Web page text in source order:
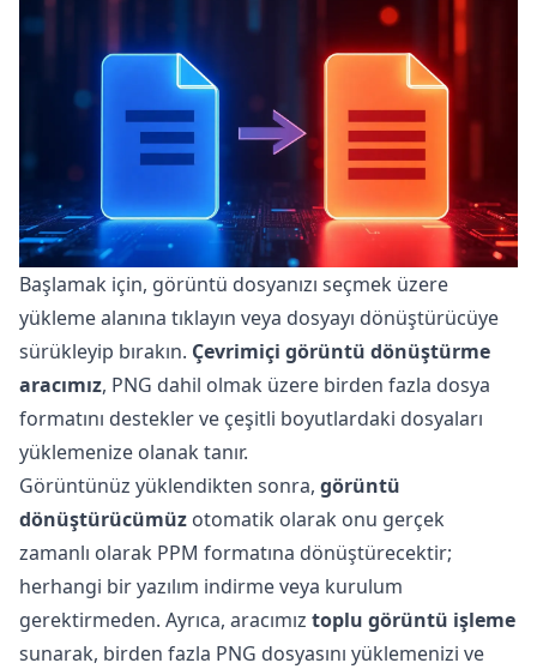
Başlamak için, görüntü dosyanızı seçmek üzere
yükleme alanına tıklayın veya dosyayı dönüştürücüye
sürükleyip bırakın. Çevrimiçi görüntü dönüştürme
aracımız, PNG dahil olmak üzere birden fazla dosya
formatını destekler ve çeşitli boyutlardaki dosyaları
yüklemenize olanak tanır.
Görüntünüz yüklendikten sonra, görüntü
dönüştürücümüz otomatik olarak onu gerçek
zamanlı olarak PPM formatına dönüştürecektir;
herhangi bir yazılım indirme veya kurulum
gerektirmeden. Ayrıca, aracımız toplu görüntü işleme
sunarak, birden fazla PNG dosyasını yüklemenizi ve